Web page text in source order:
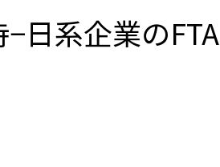
日系企業のFTA